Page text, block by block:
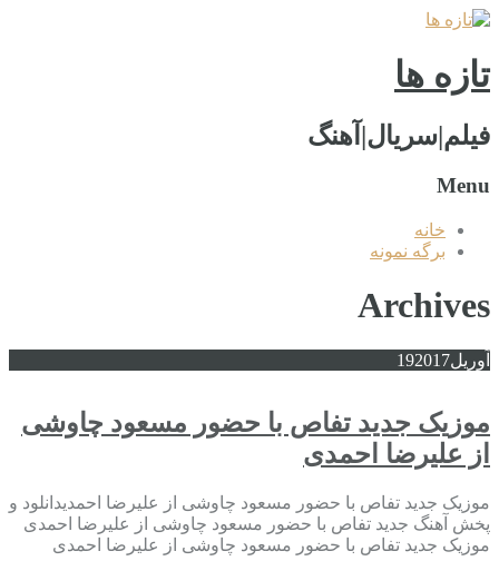
تازه ها
فیلم|سریال|آهنگ
Menu
خانه
برگه نمونه
Archives
آوریل 192017
موزیک جدید تفاص با حضور مسعود چاوشی
از علیرضا احمدی
موزیک جدید تفاص با حضور مسعود چاوشی از علیرضا احمدیدانلود و
پخش آهنگ جدید تفاص با حضور مسعود چاوشی از علیرضا احمدی
موزیک جدید تفاص با حضور مسعود چاوشی از علیرضا احمدی